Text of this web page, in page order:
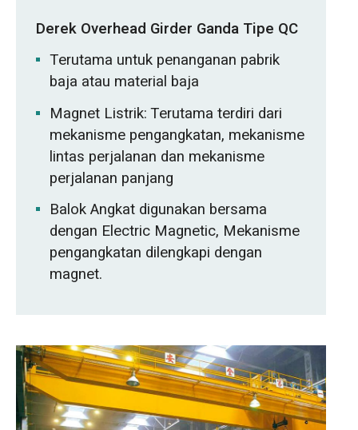
Derek Overhead Girder Ganda Tipe QC
Terutama untuk penanganan pabrik
baja atau material baja
Magnet Listrik: Terutama terdiri dari
mekanisme pengangkatan, mekanisme
lintas perjalanan dan mekanisme
perjalanan panjang
Balok Angkat digunakan bersama
dengan Electric Magnetic, Mekanisme
pengangkatan dilengkapi dengan
magnet.